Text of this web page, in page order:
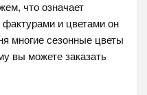
что означает
фактурами и цветами он
многие сезонные цветы
вы можете заказать